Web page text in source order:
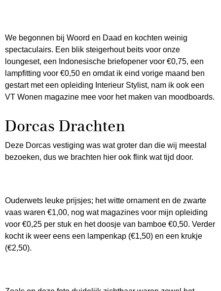
We begonnen bij Woord en Daad en kochten weinig
spectaculairs. Een blik steigerhout beits voor onze
loungeset, een Indonesische briefopener voor €0,75, een
lampfitting voor €0,50 en omdat ik eind vorige maand ben
gestart met een opleiding Interieur Stylist, nam ik ook een
VT Wonen magazine mee voor het maken van moodboards.
Dorcas Drachten
Deze Dorcas vestiging was wat groter dan die wij meestal
bezoeken, dus we brachten hier ook flink wat tijd door.
Ouderwets leuke prijsjes; het witte ornament en de zwarte
vaas waren €1,00, nog wat magazines voor mijn opleiding
voor €0,25 per stuk en het doosje van bamboe €0,50. Verder
kocht ik weer eens een lampenkap (€1,50) en een krukje
(€2,50).